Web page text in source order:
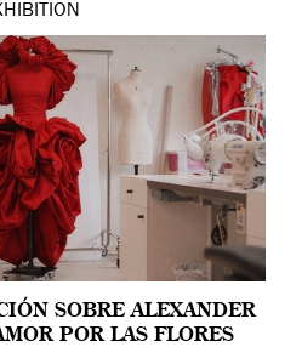
SOBRE ALEXANDER
POR LAS FLORES